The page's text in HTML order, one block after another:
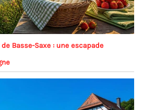
Basse-Saxe : une escapade